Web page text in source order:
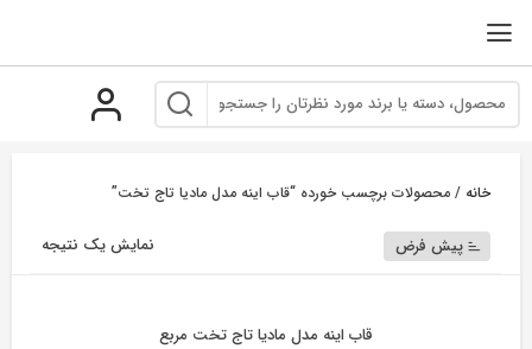
خانه / محصولات برچسب خورده “قاب اینه مدل مادیا تاج تخت”
نمایش یک نتیجه پیش فرض
قاب اینه مدل مادیا تاج تخت مربع